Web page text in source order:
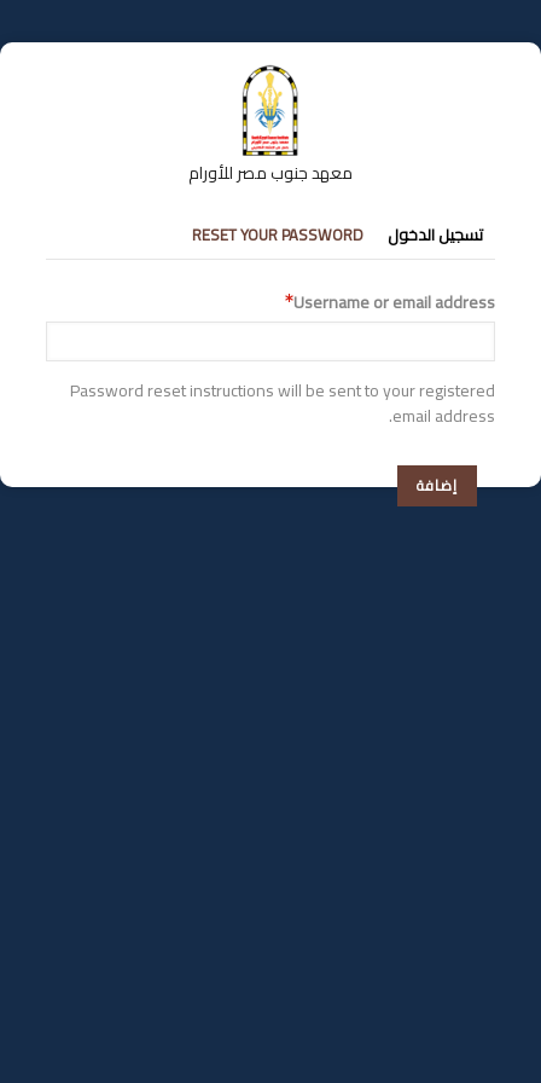
إلى
المحتوى
معهد جنوب مصر للأورام
التبويبات
الأساسية
تسجيل الدخول RESET YOUR PASSWORD
Username or email address
Password reset instructions will be sent to your registered
email address.